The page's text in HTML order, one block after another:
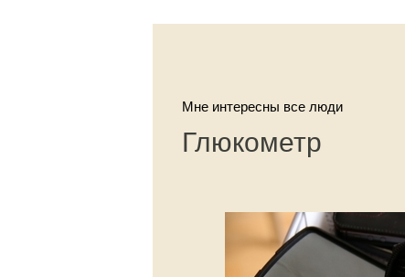
Мне интересны все люди
Глюкометр